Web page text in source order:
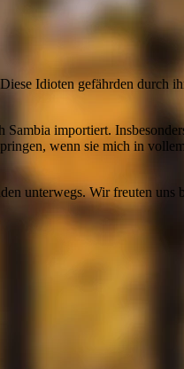
Idioten gefährden durch
importiert.
wenn sie mich in
unterwegs. Wir freuten